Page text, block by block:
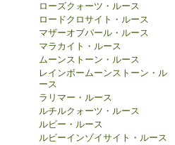
ローズクォーツ・ルース
ロードクロサイト・ルース
マザーオブパール・ルース
マラカイト・ルース
ムーンストーン・ルース
レインボームーンストーン・ル
ース
ラリマー・ルース
ルチルクォーツ・ルース
ルビー・ルース
ルビーインゾイサイト・ルース